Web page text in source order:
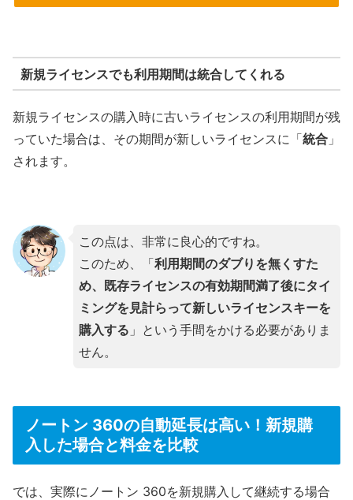
新規ライセンスでも利用期間は統合してくれる
新規ライセンスの購入時に古いライセンスの利用期間が残
っていた場合は、その期間が新しいライセンスに「統合 」
されます。
この点は、非常に良心的ですね。
このため、「利用期間のダブりを無くすた
め、既存ライセンスの有効期間満了後にタイ
ミングを見計らって新しいライセンスキーを
購入する 」という手間をかける必要がありま
せん。
ノートン 360の自動延長は高い！新規購
入した場合と料金を比較
では、実際にノートン 360を新規購入して継続する場合